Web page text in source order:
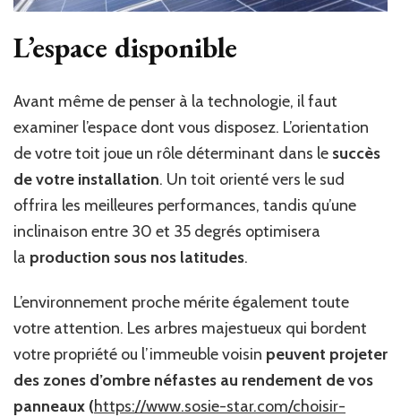
L’espace disponible
Avant même de penser à la technologie, il faut
examiner l’espace dont vous disposez. L’orientation
de votre toit joue un rôle déterminant dans le succès
de votre installation. Un toit orienté vers le sud
offrira les meilleures performances, tandis qu’une
inclinaison entre 30 et 35 degrés optimisera
la production sous nos latitudes.
L’environnement proche mérite également toute
votre attention. Les arbres majestueux qui bordent
votre propriété ou l’immeuble voisin peuvent projeter
des zones d’ombre néfastes au rendement de vos
panneaux (https://www.sosie-star.com/choisir-